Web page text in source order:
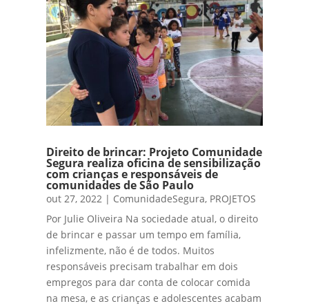
Direito de brincar: Projeto Comunidade
Segura realiza oficina de sensibilização
com crianças e responsáveis de
comunidades de São Paulo
out 27, 2022 | ComunidadeSegura, PROJETOS
Por Julie Oliveira Na sociedade atual, o direito
de brincar e passar um tempo em família,
infelizmente, não é de todos. Muitos
responsáveis precisam trabalhar em dois
empregos para dar conta de colocar comida
na mesa, e as crianças e adolescentes acabam